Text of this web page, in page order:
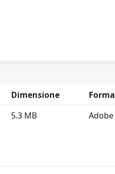
Dimensione
5.3 MB Adobe